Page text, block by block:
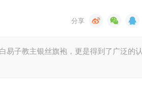
易子教主银丝旗袍，更是得到了广泛的认